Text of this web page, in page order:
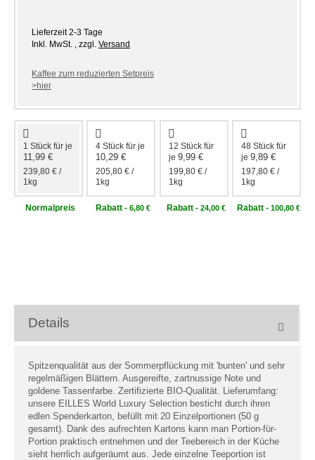
Lieferzeit 2-3 Tage
Inkl. MwSt. , zzgl. Versand
Kaffee zum reduzierten Setpreis
>hier
1 Stück für je
11,99 €
239,80 € /
1kg
Normal­preis
4 Stück fürje
10,29 €
205,80 € /
1kg
Rabatt-6,80 €
12 Stück für
je 9,99 €
199,80 €/
1kg
Rabatt - 24,00 €
48 Stück für
je9,89 €
197,80 € /
1kg
Rabatt-100,80 €
Details
Spitzenqualität aus der Sommerpflückung mit 'bunten' und sehr
regelmäßigen Blättern. Ausgereifte, zartnussige Note und
goldene Tassenfarbe. Zertifizierte BIO-Qualität. Lieferumfang:
unsere EILLES World Luxury Selection besticht durch ihren
edlen Spenderkarton, befüllt mit 20 Einzelportionen (50 g
gesamt). Dank des aufrechten Kartons kann man Portion-für-
Portion praktisch entnehmen und der Teebereich in der Küche
sieht herrlich aufgeräumt aus. Jede einzelne Teeportion ist